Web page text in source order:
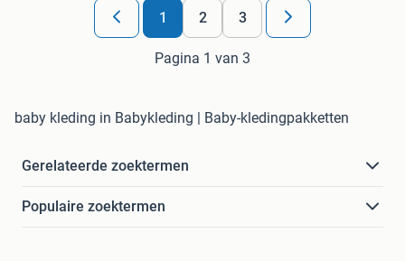
1 2 3
Pagina 1 van 3
baby kleding in Babykleding | Baby-kledingpakketten
Gerelateerde zoektermen
Populaire zoektermen